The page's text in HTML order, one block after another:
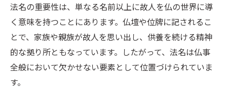
法名選びで押さえたい宗派ごとの違い
法名一覧を参考にした家族相談のコツ
戒名や法号の違いを用語で分かりやすく整理
戒名と法名・法号の用語的な違いを解説
法名の重要性は、単なる名前以上に故人を仏の世界に導
く意味を持つことにあります。仏壇や位牌に記されるこ
とで、家族や親族が故人を思い出し、供養を続ける精神
的な拠り所ともなっています。したがって、法名は仏事
全般において欠かせない要素として位置づけられていま
す。